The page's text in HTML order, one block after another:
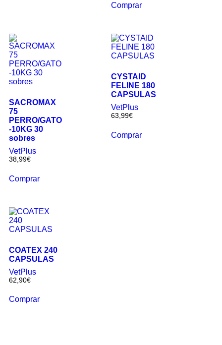
Comprar
SACROMAX
75
PERRO/GATO
-10KG 30
sobres
VetPlus
38,99€
Comprar
CYSTAID
FELINE 180
CAPSULAS
VetPlus
63,99€
Comprar
COATEX 240
CAPSULAS
VetPlus
62,90€
Comprar